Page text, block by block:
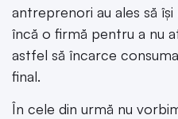
antreprenori au ales să
încă o firmă pentru a nu
astfel să încarce
final.
În cele din urmă nu